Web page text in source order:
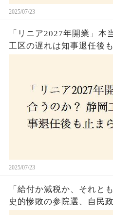
2025/07/23
「リニア2027年開業」本
工区の遅れは知事退任後
2025/07/23
「給付か減税か、それと
史的惨敗の参院選、自民